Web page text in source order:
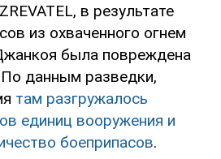
в результате
из охваченного огнем
была повреждена
данным разведки,
там разгружалось
единиц вооружения и
боеприпасов.